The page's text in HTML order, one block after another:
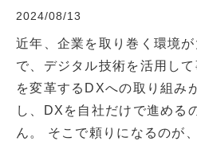
2024/08/13
近年、企業を取り巻く環境
で、デジタル技術を活用し
を変革するDXへの取り組み
し、DXを自社だけで進める
ん。 そこで頼りになるのが